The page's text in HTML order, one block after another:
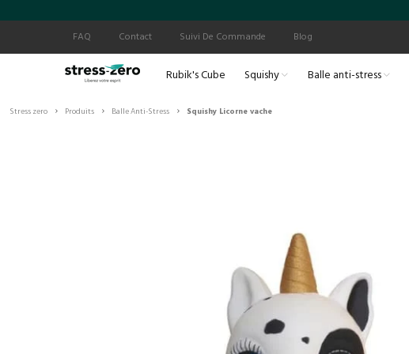
FAQ
Contact Suivi De Commande Blog
Rubik's Cube Squishy Balle anti-stress
Stress zero › Produits › Balle Anti-Stress › Squishy Licorne vache